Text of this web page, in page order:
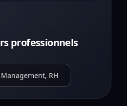
professionnels
RH